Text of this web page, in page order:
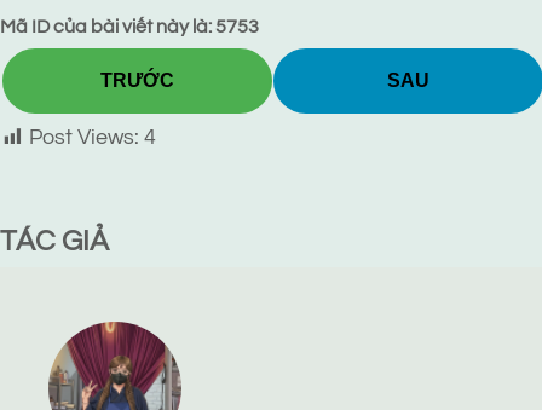
Mã ID của bài viết này là: 5753
TRƯỚC SAU
Post Views: 4
TÁC GIẢ